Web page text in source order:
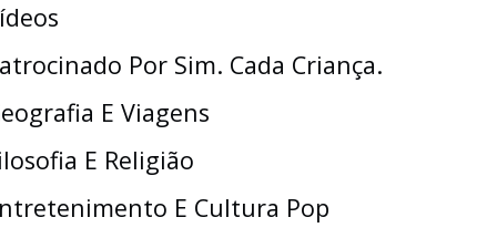
Por Sim. Cada Criança.
E Viagens
E Religião
E Cultura Pop